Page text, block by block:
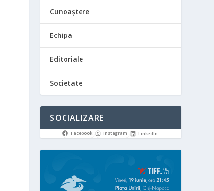
Cunoaștere
Echipa
Editoriale
Societate
SOCIALIZARE
Facebook Instagram LinkedIn